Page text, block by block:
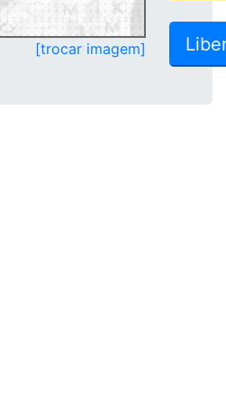
[trocar imagem]